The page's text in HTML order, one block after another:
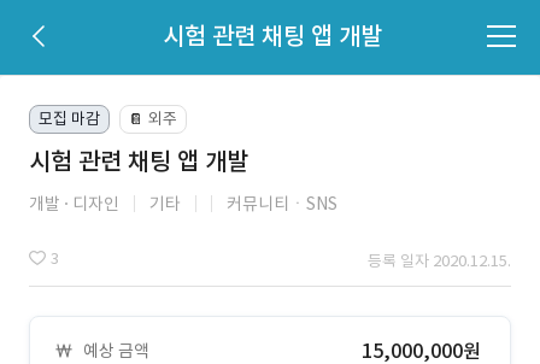
시험 관련 채팅 앱 개발
모집 마감 📔 외주
시험 관련 채팅 앱 개발
개발 디자인 기타 커뮤니티ㆍSNS
3 등록 일자 2020.12.15.
예상 금액 15,000,000원